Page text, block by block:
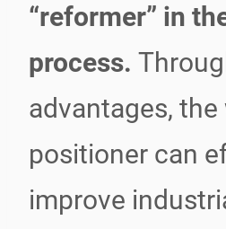
“reformer” in
process.
advantages,
positioner can
improve